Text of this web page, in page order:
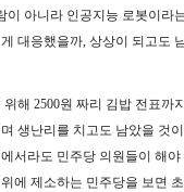
이 아니라 인공지능 로봇이라
대응했을까, 상상이 되고도
위해 2500원 짜리 김밥 전표까
생난리를 치고도 남았을 것
서라도 민주당 의원들이 해
에 제소하는 민주당을 보면